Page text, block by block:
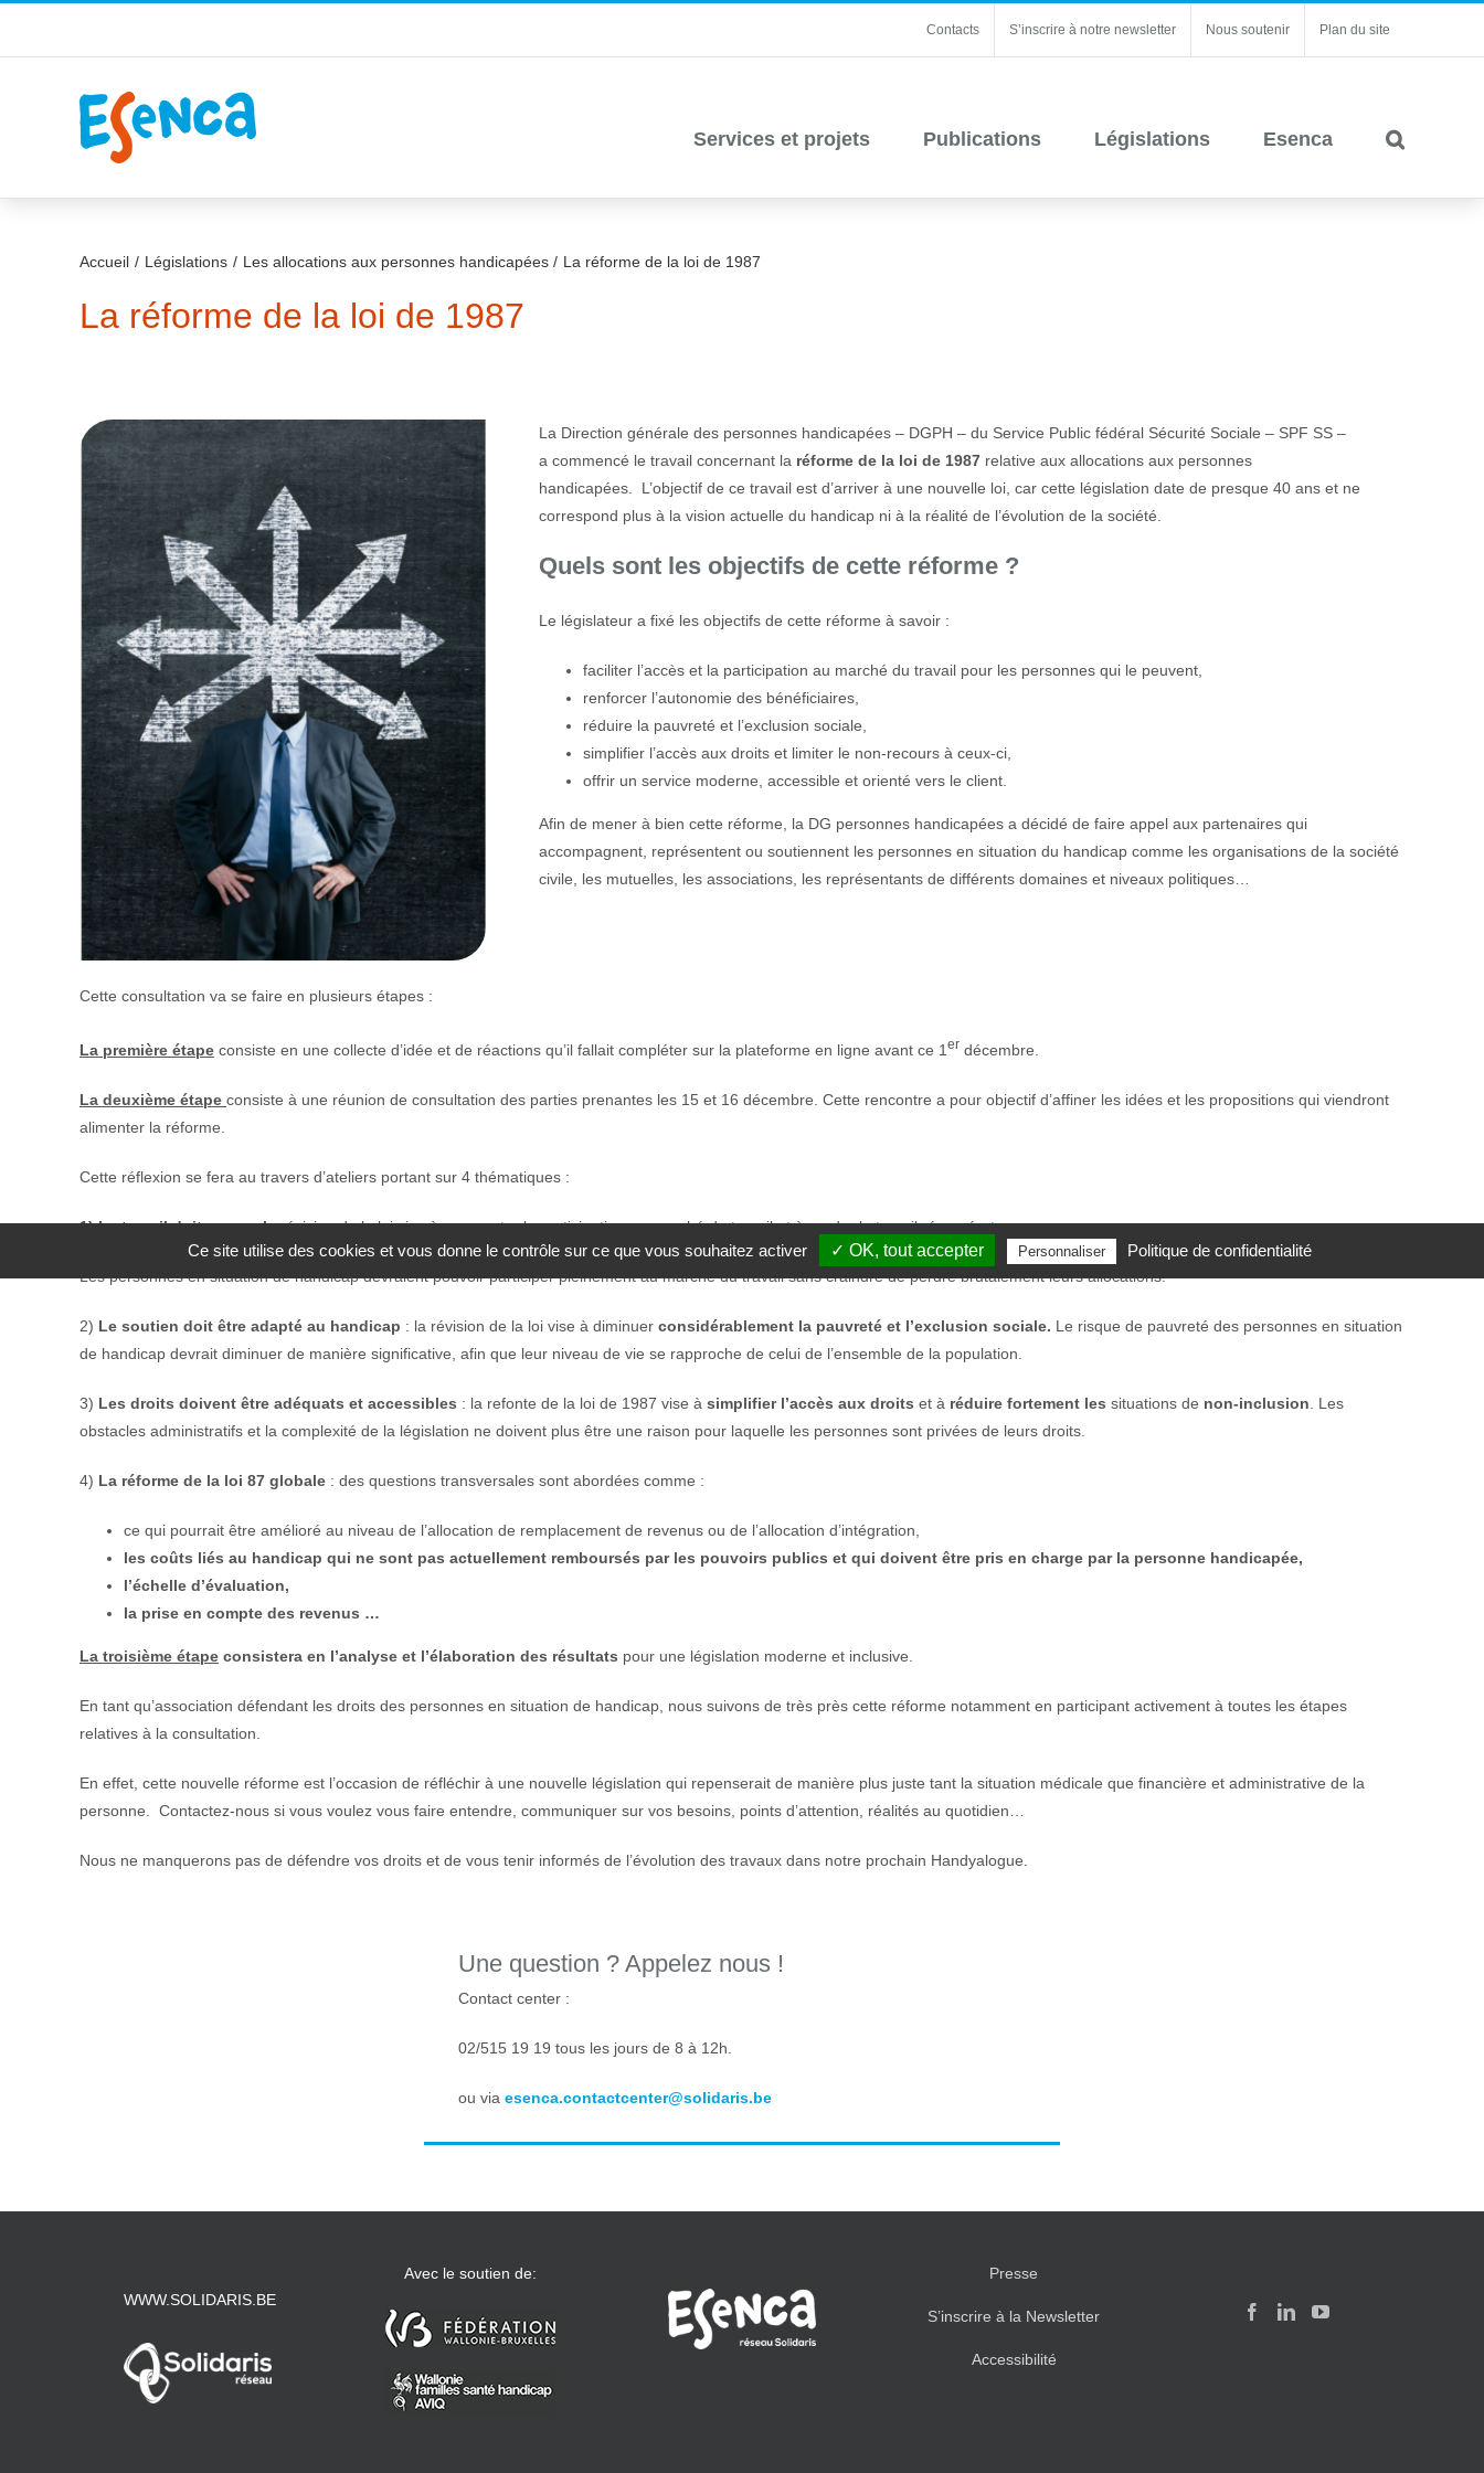
Contacts S’inscrire à notre newsletter Nous soutenir Plan du site
Services et projets Publications Législations Esenca
La réforme de la loi de 1987
Accueil Législations Les allocations aux personnes handicapées La réforme de la loi de 1987
La Direction générale des personnes handicapées – DGPH – du Service Public fédéral Sécurité Sociale – SPF SS –
a commencé le travail concernant la réforme de la loi de 1987 relative aux allocations aux personnes
handicapées. L’objectif de ce travail est d’arriver à une nouvelle loi, car cette législation date de presque 40 ans et ne
correspond plus à la vision actuelle du handicap ni à la réalité de l’évolution de la société.
Quels sont les objectifs de cette réforme ?
Le législateur a fixé les objectifs de cette réforme à savoir :
faciliter l’accès et la participation au marché du travail pour les personnes qui le peuvent,
renforcer l’autonomie des bénéficiaires,
réduire la pauvreté et l’exclusion sociale,
simplifier l’accès aux droits et limiter le non-recours à ceux-ci,
offrir un service moderne, accessible et orienté vers le client.
Afin de mener à bien cette réforme, la DG personnes handicapées a décidé de faire appel aux partenaires qui
accompagnent, représentent ou soutiennent les personnes en situation du handicap comme les organisations de la société
civile, les mutuelles, les associations, les représentants de différents domaines et niveaux politiques…
Cette consultation va se faire en plusieurs étapes :
La première étapeconsiste en une collecte d’idée et de réactions qu’il fallait compléter sur la plateforme en ligne avant ce 1 er décembre.
La deuxième étape consiste à une réunion de consultation des parties prenantes les 15 et 16 décembre. Cette rencontre a pour objectif d’affiner les idées et les propositions qui viendront
alimenter la réforme.
Cette réflexion se fera au travers d’ateliers portant sur 4 thématiques :
1) Le travail doit payer : la révision de la loi vise à augmenter la participation au marché du travail et à rendre le travail rémunérateur.
Les personnes en situation de handicap devraient pouvoir participer pleinement au marché du travail sans craindre de perdre brutalement leurs allocations.
2) Le soutien doit être adapté au handicap : la révision de la loi vise à diminuer considérablement la pauvreté et l’exclusion sociale. Le risque de pauvreté des personnes en situation
de handicap devrait diminuer de manière significative, afin que leur niveau de vie se rapproche de celui de l’ensemble de la population.
3) Les droits doivent être adéquats et accessibles : la refonte de la loi de 1987 vise à simplifier l’accès aux droits et à réduire fortement les situations de non-inclusion . Les
obstacles administratifs et la complexité de la législation ne doivent plus être une raison pour laquelle les personnes sont privées de leurs droits.
4) La réforme de la loi 87 globale : des questions transversales sont abordées comme :
ce qui pourrait être amélioré au niveau de l’allocation de remplacement de revenus ou de l’allocation d’intégration,
les coûts liés au handicap qui ne sont pas actuellement remboursés par les pouvoirs publics et qui doivent être pris en charge par la personne handicapée,
l’échelle d’évaluation,
la prise en compte des revenus …
La troisième étapeconsistera en l’analyse et l’élaboration des résultats pour une législation moderne et inclusive.
En tant qu’association défendant les droits des personnes en situation de handicap, nous suivons de très près cette réforme notamment en participant activement à toutes les étapes
relatives à la consultation.
En effet, cette nouvelle réforme est l’occasion de réfléchir à une nouvelle législation qui repenserait de manière plus juste tant la situation médicale que financière et administrative de la
personne. Contactez-nous si vous voulez vous faire entendre, communiquer sur vos besoins, points d’attention, réalités au quotidien…
Nous ne manquerons pas de défendre vos droits et de vous tenir informés de l’évolution des travaux dans notre prochain Handyalogue.
Une question ? Appelez nous !
Contact center :
02/515 19 19 tous les jours de 8 à 12h.
ou via esenca.contactcenter@solidaris.be
WWW.SOLIDARIS.BE
Avec le soutien de: Presse
S’inscrire à la Newsletter
Accessibilité
Ce site utilise des cookies et vous donne le contrôle sur ce que vous souhaitez activer ✓ OK, tout accepter Personnaliser Politique de confidentialité